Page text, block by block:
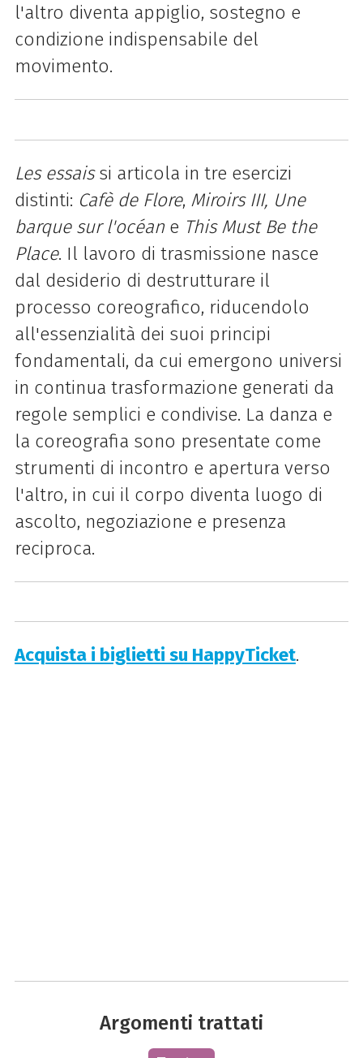
l'altro diventa appiglio, sostegno e
condizione indispensabile del
movimento.
Les essaissi articola in tre esercizi
distinti: Cafè de Flore, Miroirs III, Une
barque sur l'océane This Must Be the
Place. Il lavoro di trasmissione nasce
dal desiderio di destrutturare il
processo coreografico, riducendolo
all'essenzialità dei suoi principi
fondamentali, da cui emergono universi
in continua trasformazione generati da
regole semplici e condivise. La danza e
la coreografia sono presentate come
strumenti di incontro e apertura verso
l'altro, in cui il corpo diventa luogo di
ascolto, negoziazione e presenza
reciproca.
Acquista i biglietti su HappyTicket.
Argomenti trattati